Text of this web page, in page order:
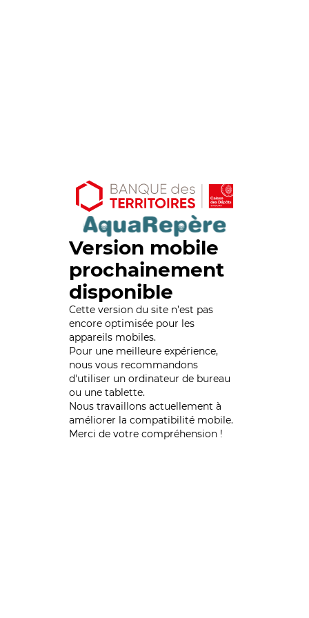
Version mobile
prochainement
disponible
Cette version du site n’est pas
encore optimisée pour les
appareils mobiles.
Pour une meilleure expérience,
nous vous recommandons
d'utiliser un ordinateur de bureau
ou une tablette.
Nous travaillons actuellement à
améliorer la compatibilité mobile.
Merci de votre compréhension !